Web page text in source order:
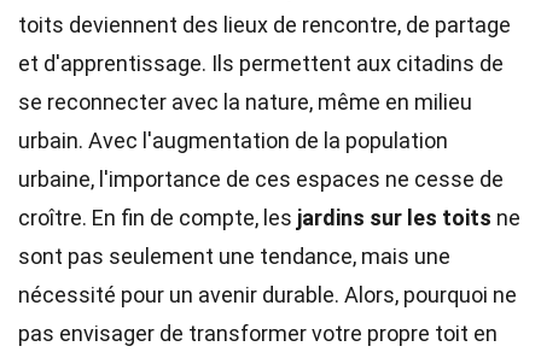
toits deviennent des lieux de rencontre, de partage
et d'apprentissage. Ils permettent aux citadins de
se reconnecter avec la nature, même en milieu
urbain. Avec l'augmentation de la population
urbaine, l'importance de ces espaces ne cesse de
croître. En fin de compte, les jardins sur les toits ne
sont pas seulement une tendance, mais une
nécessité pour un avenir durable. Alors, pourquoi ne
pas envisager de transformer votre propre toit en